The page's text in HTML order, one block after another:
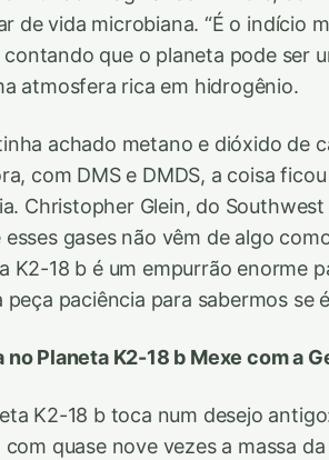
de vida microbiana. “É o indício
que o planeta pode ser
atmosfera rica em hidrogênio.
achado metano e dióxido de
com DMS e DMDS, a coisa
Christopher Glein, do
gases não vêm de algo
K2-18 b é um empurrão enorme
paciência para sabermos se
no Planeta K2-18 b Mexe com a
K2-18 b toca num desejo
quase nove vezes a massa